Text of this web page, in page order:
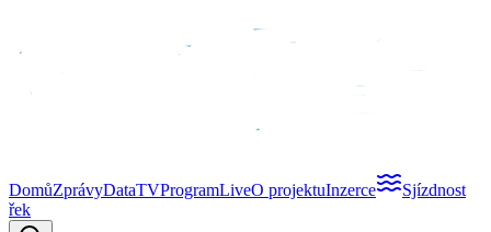
DomůZprávyDataTVProgramLiveO projektuInzerce
Sjízdnost
řek